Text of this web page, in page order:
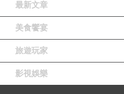
感嘆世間一切眾生被痴
，眾生與佛無異，只差
法亦空，本無一法可
最新文章
美食饗宴
旅遊玩家
影視娛樂